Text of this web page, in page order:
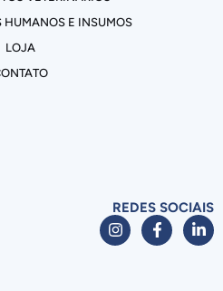
HUMANOS E INSUMOS
LOJA
REDES SOCIAIS